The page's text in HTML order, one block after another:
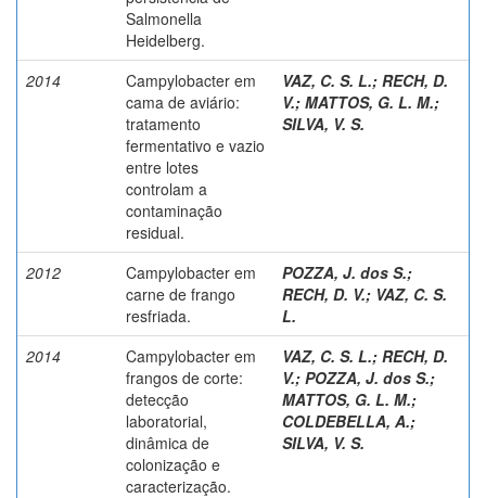
Salmonella
Heidelberg.
2014
Campylobacter em
cama de aviário:
tratamento
fermentativo e vazio
entre lotes
controlam a
contaminação
residual.
VAZ, C. S. L.; RECH, D.
V.; MATTOS, G. L. M.;
SILVA, V. S.
2012
Campylobacter em
carne de frango
resfriada.
POZZA, J. dos S.;
RECH, D. V.; VAZ, C. S.
L.
2014
Campylobacter em
frangos de corte:
detecção
laboratorial,
dinâmica de
colonização e
caracterização.
VAZ, C. S. L.; RECH, D.
V.; POZZA, J. dos S.;
MATTOS, G. L. M.;
COLDEBELLA, A.;
SILVA, V. S.